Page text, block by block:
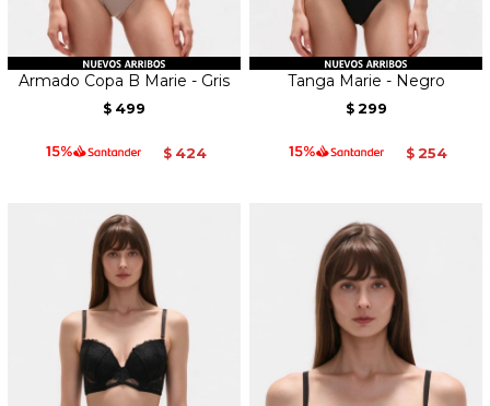
Armado Copa B Marie - Gris
$ 499
$ 424
Tanga Marie - Negro
$ 299
$ 254